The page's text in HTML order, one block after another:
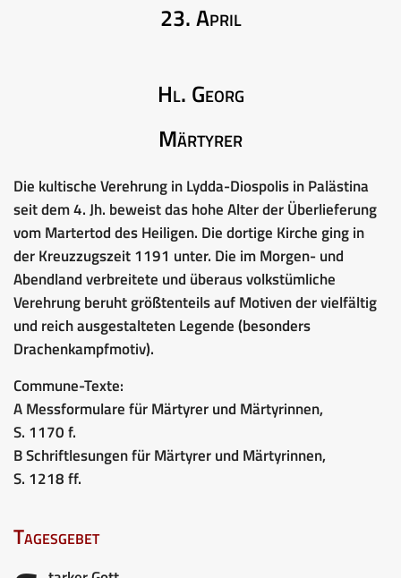
23. April
Hl. Georg
Märtyrer
Die kultische Verehrung in Lydda-Diospolis in Palästina
seit dem 4. Jh. beweist das hohe Alter der Überlieferung
vom Martertod des Heiligen. Die dortige Kirche ging in
der Kreuzzugszeit 1191 unter. Die im Morgen- und
Abendland verbreitete und überaus volkstümliche
Verehrung beruht größtenteils auf Motiven der vielfältig
und reich ausgestalteten Legende (besonders
Drachenkampfmotiv).
Commune-Texte:
A Messformulare für Märtyrer und Märtyrinnen,
S. 1170 f.
B Schriftlesungen für Märtyrer und Märtyrinnen,
S. 1218 ff.
Tagesgebet